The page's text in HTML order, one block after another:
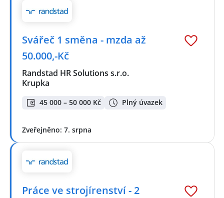
Svářeč 1 směna - mzda až
50.000,-Kč
Randstad HR Solutions s.r.o.
Krupka
45 000 – 50 000 Kč Plný úvazek
Zveřejněno: 7. srpna
Práce ve strojírenství - 2